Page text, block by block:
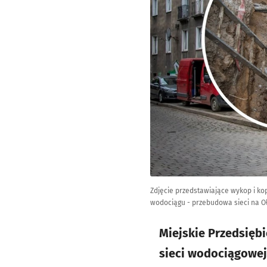
Zdjęcie przedstawiające wykop i
wodociągu - przebudowa sieci na
Miejskie
sieci